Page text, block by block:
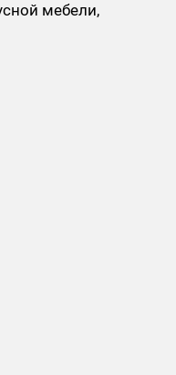
мебели,